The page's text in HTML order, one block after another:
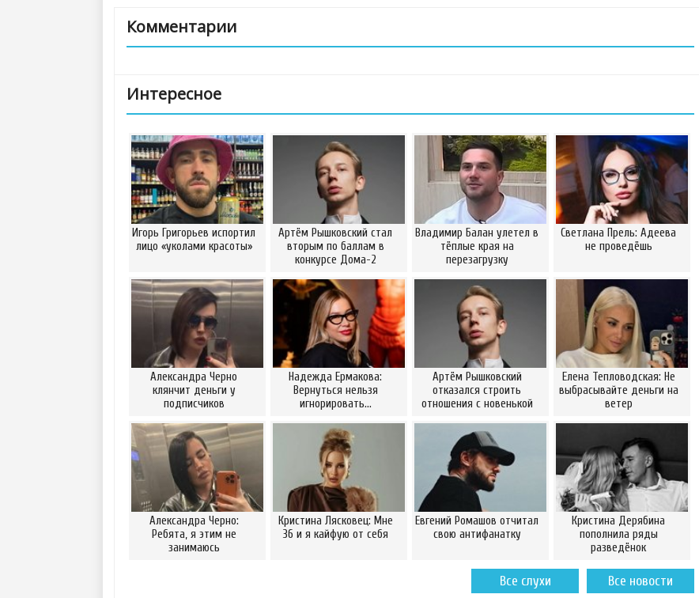
Комментарии
Интересное
Игорь Григорьев испортил
лицо «уколами красоты»
Артём Рышковский стал
вторым по баллам в
конкурсе Дома-2
Владимир Балан улетел в
тёплые края на
перезагрузку
Светлана Прель: Адеева
не проведёшь
Александра Черно
клянчит деньги у
подписчиков
Надежда Ермакова:
Вернуться нельзя
игнорировать…
Артём Рышковский
отказался строить
отношения с новенькой
Елена Тепловодская: Не
выбрасывайте деньги на
ветер
Александра Черно:
Ребята, я этим не
занимаюсь
Кристина Лясковец: Мне
36 и я кайфую от себя
Евгений Ромашов отчитал
свою антифанатку
Кристина Дерябина
пополнила ряды
разведёнок
Все новости
Все слухи